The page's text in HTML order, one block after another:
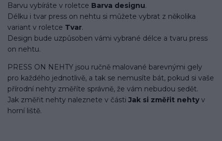
Barvu vybíráte v roletce Barva designu.
Délku i tvar press on nehtu si můžete vybrat z několika
variant v roletce Tvar.
Design bude uzpůsoben vámi vybrané délce a tvaru press
on nehtu.
PRESS ON NEHTY jsou ručně malované barevnými gely
pro každého jednotlivě, a tak se nemusíte bát, pokud si vaše
přírodní nehty změříte správně, že vám nebudou sedět.
Jak změřit nehty naleznete v části Jak si změřit nehty v
horní liště.